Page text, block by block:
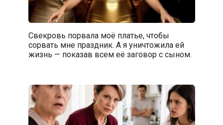
Свекровь порвала моё платье, чтобы
сорвать мне праздник. А я уничтожила ей
жизнь — показав всем её заговор с сыном.